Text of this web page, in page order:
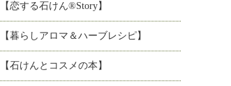
【恋する石けん®Story】
【暮らしアロマ＆ハーブレシピ】
【石けんとコスメの本】